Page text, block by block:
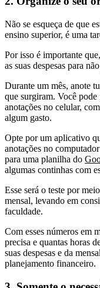
Não se esqueça de que
ensino superior, é uma
Por isso é importante
as suas despesas para
Durante um mês, anote
que surgiram. Você
anotações no celular,
algum gasto.
Opte por um aplicativo
anotações no
para uma planilha do
algumas continhas com
Esse será o teste por
mensal, levando em
faculdade.
Com esses números em
precisa e quantas horas
suas despesas e da
planejamento financeiro.